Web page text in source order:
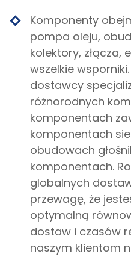
Komponenty
pompa oleju,
kolektory, złącza,
wszelkie
dostawcy
różnorodnych
komponentach
komponentach
obudowach
komponentach.
globalnych
przewagę, że
optymalną
dostaw i czasów
naszym klientom